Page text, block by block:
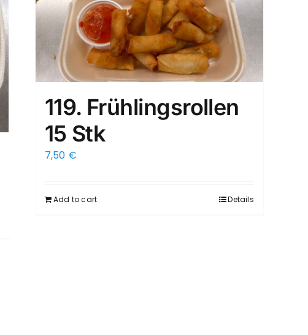
119. Frühlingsrollen
15 Stk
7,50 €
Add to cart Details